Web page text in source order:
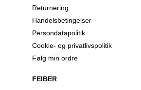
Returnering
Handelsbetingelser
Persondatapolitik
Cookie- og privatlivspolitik
Følg min ordre
FEIBER